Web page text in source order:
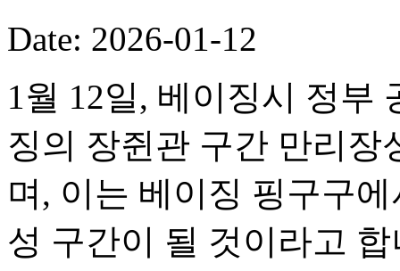
Date: 2026-01-12
1월 12일, 베이징시 정부
징의 장쥔관 구간 만리장
며, 이는 베이징 핑구구
성 구간이 될 것이라고